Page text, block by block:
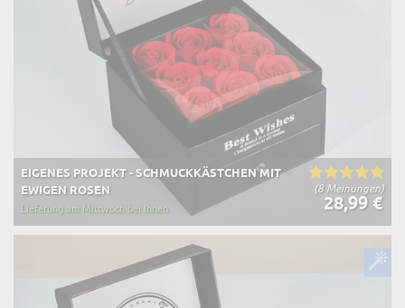
(8 Meinungen)
EIGENES PROJEKT - SCHMUCKKÄSTCHEN MIT
EWIGEN ROSEN
28,99 €
Lieferung am Mittwoch bei Ihnen